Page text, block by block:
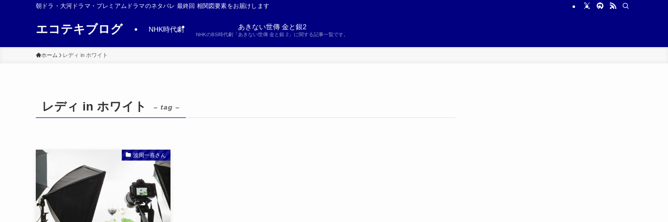
朝ドラ・大河ドラマ・プレミアムドラマのネタバレ 最終回 相関図要素をお届けします
エコテキブログ NHK時代劇 あきない世傳 金と銀2
NHKのBS時代劇「あきない世傳 金と銀 2」に関する記事一覧です。
ホーム レディ in ホワイト
レディ in ホワイト – tag –
波岡一喜さん